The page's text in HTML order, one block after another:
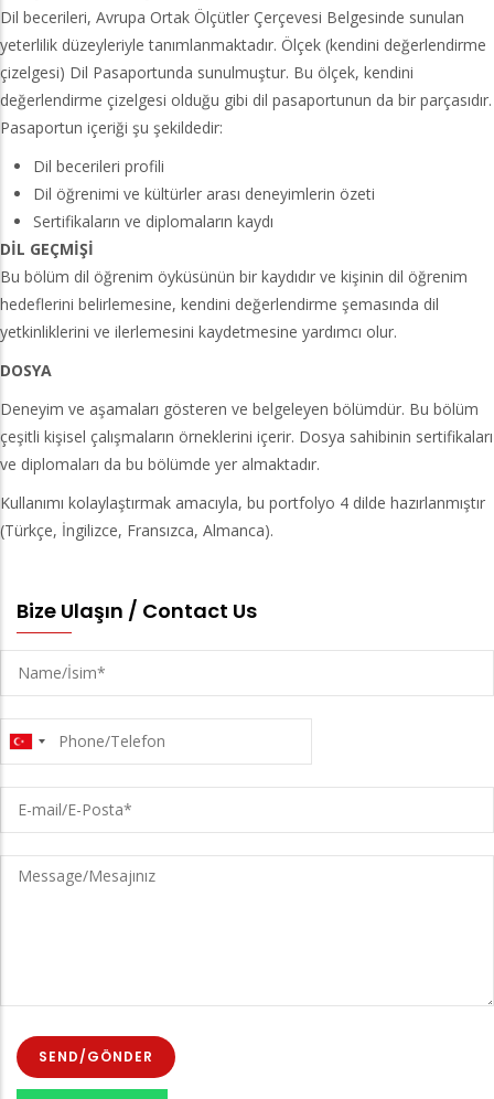
Dil becerileri, Avrupa Ortak Ölçütler Çerçevesi Belgesinde sunulan
yeterlilik düzeyleriyle tanımlanmaktadır. Ölçek (kendini değerlendirme
çizelgesi) Dil Pasaportunda sunulmuştur. Bu ölçek, kendini
değerlendirme çizelgesi olduğu gibi dil pasaportunun da bir parçasıdır.
Pasaportun içeriği şu şekildedir:
Dil becerileri profili
Dil öğrenimi ve kültürler arası deneyimlerin özeti
Sertifikaların ve diplomaların kaydı
DİL GEÇMİŞİ
Bu bölüm dil öğrenim öyküsünün bir kaydıdır ve kişinin dil öğrenim
hedeflerini belirlemesine, kendini değerlendirme şemasında dil
yetkinliklerini ve ilerlemesini kaydetmesine yardımcı olur.
DOSYA
Deneyim ve aşamaları gösteren ve belgeleyen bölümdür. Bu bölüm
çeşitli kişisel çalışmaların örneklerini içerir. Dosya sahibinin sertifikaları
ve diplomaları da bu bölümde yer almaktadır.
Kullanımı kolaylaştırmak amacıyla, bu portfolyo 4 dilde hazırlanmıştır
(Türkçe, İngilizce, Fransızca, Almanca).
Bize Ulaşın / Contact Us
Name/
İsim
Phone/Telefon
mail/E-
Posta
Message/Mesajınız